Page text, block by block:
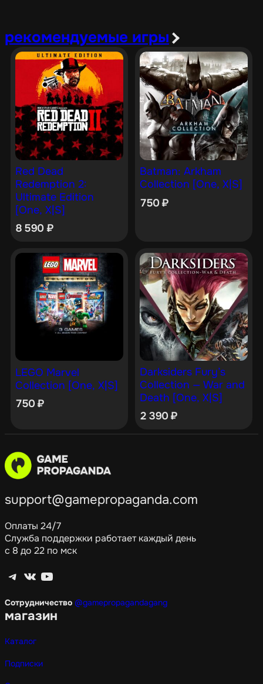
рекомендуемые игры
Red Dead
Redemption 2:
Ultimate Edition
[One, X|S]
8 590 ₽
Batman: Arkham
Collection [One, X|S]
750₽
LEGO Marvel
Collection [One, X|S]
750₽
Darksiders Fury’s
Collection — War and
Death [One, X|S]
2 390₽
support@gamepropaganda.com
Оплаты 24/7
Служба поддержки работает каждый день
с 8 до 22 по мск
Telegram ВКонтакте YouTube
Сотрудничество @gamepropagandagang
магазин
Каталог
Подписки